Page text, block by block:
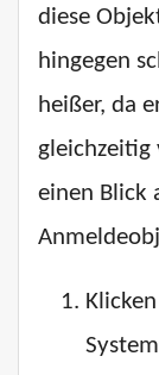
diese
hingegen
heißer, da
gleichzeitig
einen Blick